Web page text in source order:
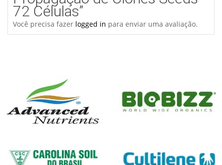
72 Células”
Você precisa fazer logged in para enviar uma avaliação.